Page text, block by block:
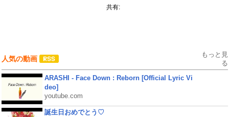
共有:
人気の動画
もっと見
る
ARASHI - Face Down : Reborn [Official Lyric Vi
deo]
youtube.com
誕生日おめでとう♡